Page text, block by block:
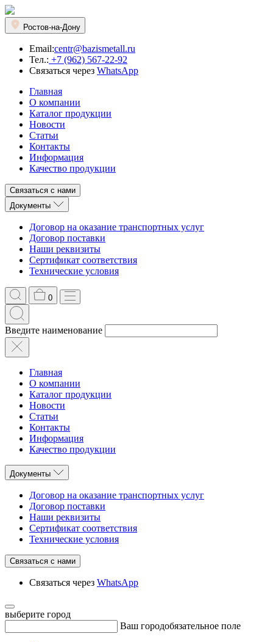
Ростов-на-Дону
Email:centr@bazismetall.ru
Тел.: +7 (962) 567-22-92
Связаться через WhatsApp
Главная
О компании
Каталог продукции
Новости
Статьи
Контакты
Информация
Качество продукции
Связаться с нами
Документы
Договор на оказание транспортных услуг
Договор поставки
Наши реквизиты
Сертификат соответствия
Технические условия
0
Введите наименование
Главная
О компании
Каталог продукции
Новости
Статьи
Контакты
Информация
Качество продукции
Документы
Договор на оказание транспортных услуг
Договор поставки
Наши реквизиты
Сертификат соответствия
Технические условия
Связаться с нами
Связаться через WhatsApp
выберите город
Ваш городобязательное поле